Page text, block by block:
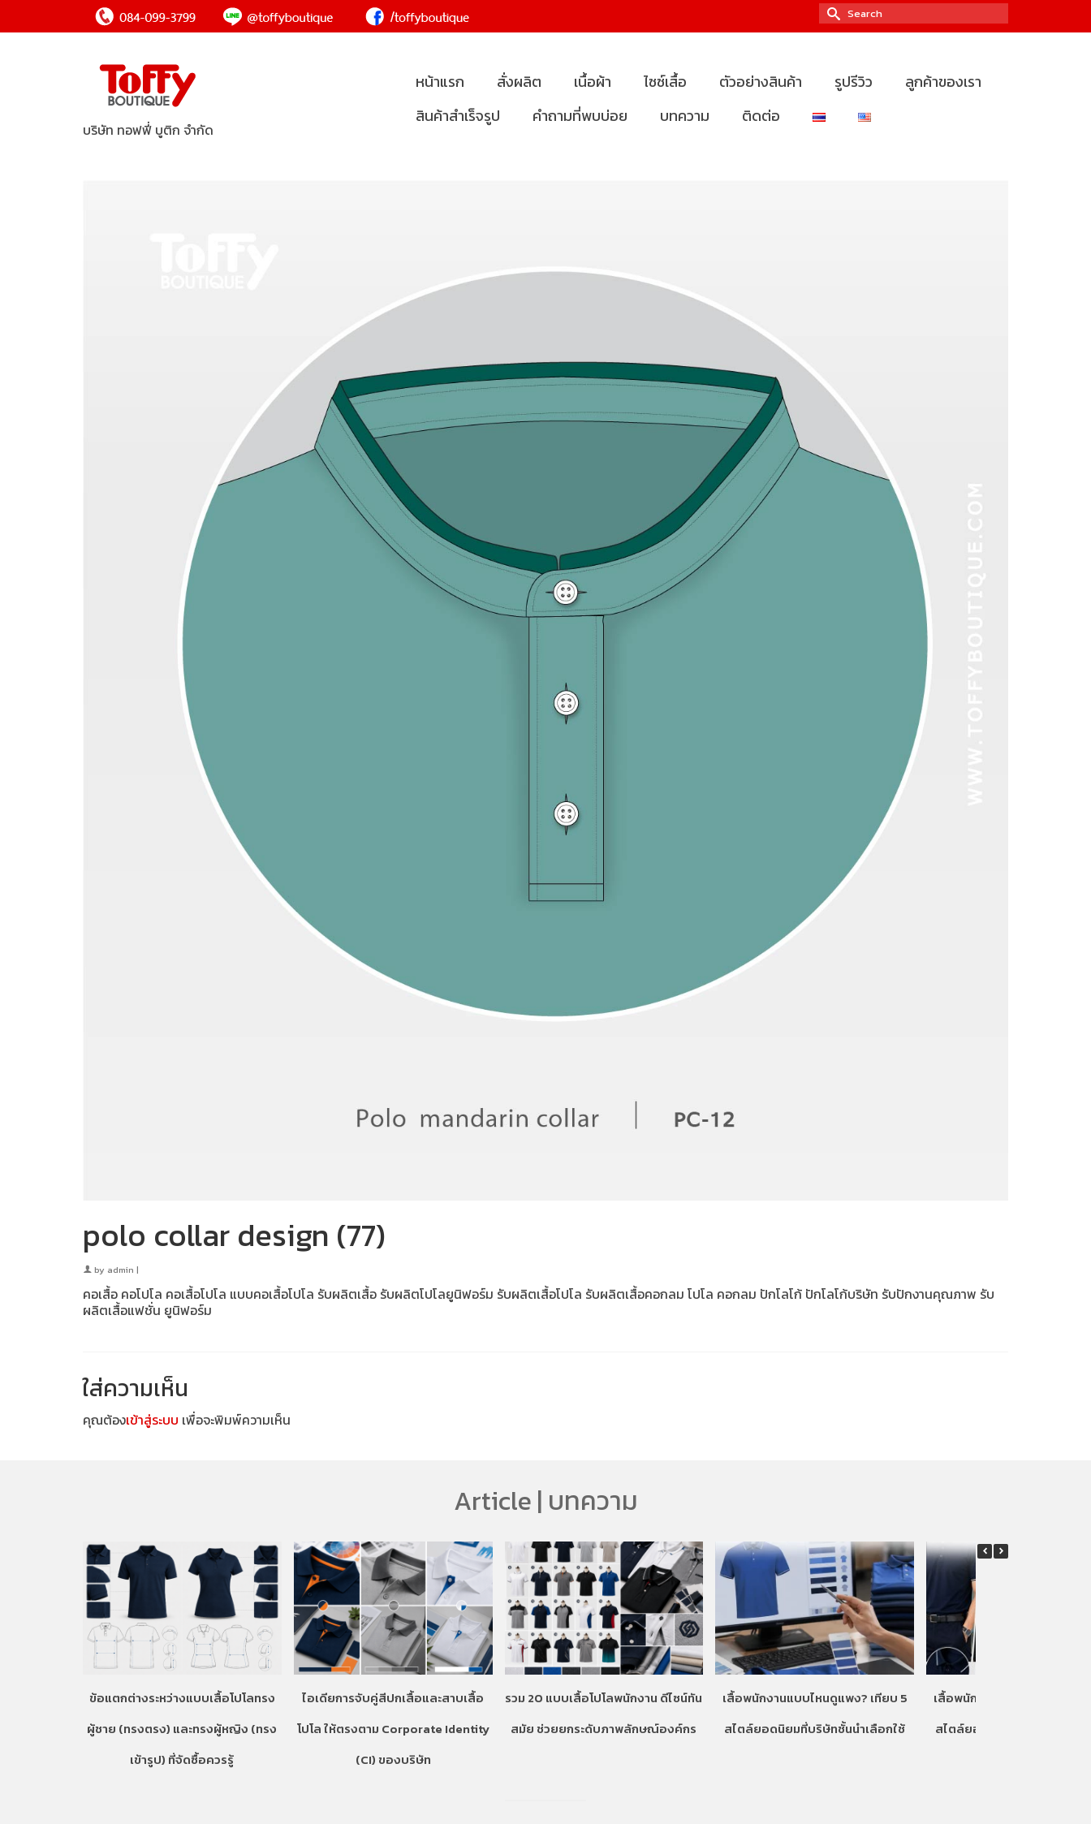
Search
for:
บริษัท ทอฟฟี่ บูติก จำกัด
หน้าแรก สั่งผลิต เนื้อผ้า ไซซ์เสื้อ ตัวอย่างสินค้า รูปรีวิว
ลูกค้าของเรา
สินค้าสำเร็จรูป
คำถามที่พบบ่อย บทความ ติดต่อ
polo collar design (77)
by admin |
คอเสื้อ คอโปโล คอเสื้อโปโล แบบคอเสื้อโปโล รับผลิตเสื้อ รับผลิตโปโลยูนิฟอร์ม รับผลิตเสื้อโปโล รับผลิตเสื้อคอกลม โปโล คอกลม ปักโลโก้ ปักโลโก้บริษัท รับปักงานคุณภาพ รับ
ผลิตเสื้อแฟชั่น ยูนิฟอร์ม
ใส่ความเห็น
คุณต้องเข้าสู่ระบบ เพื่อจะพิมพ์ความเห็น
Article | บทความ
ข้อแตกต่างระหว่างแบบเสื้อโปโลทรง
ผู้ชาย (ทรงตรง) และทรงผู้หญิง (ทรง
เข้ารูป) ที่จัดซื้อควรรู้
ไอเดียการจับคู่สีปกเสื้อและสาบเสื้อ
โปโล ให้ตรงตาม Corporate Identity
(CI) ของบริษัท
รวม 20 แบบเสื้อโปโลพนักงาน ดีไซน์ทัน
สมัย ช่วยยกระดับภาพลักษณ์องค์กร
เสื้อพนักงานแบบไหนดูแพง? เทียบ 5
สไตล์ยอดนิยมที่บริษัทชั้นนำเลือกใช้
เสื้อพนักงานแบบไหนดูแพง? เ
สไตล์ยอดนิยมที่บริษัทชั้นนำเ